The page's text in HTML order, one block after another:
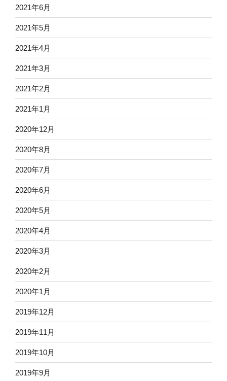
2021年6月
2021年5月
2021年4月
2021年3月
2021年2月
2021年1月
2020年12月
2020年8月
2020年7月
2020年6月
2020年5月
2020年4月
2020年3月
2020年2月
2020年1月
2019年12月
2019年11月
2019年10月
2019年9月